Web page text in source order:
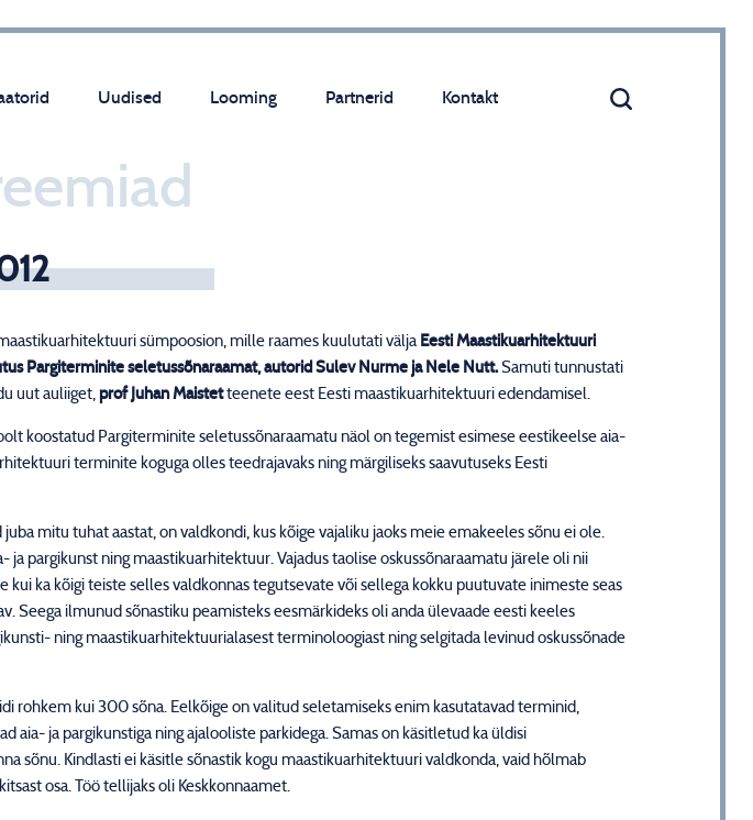
Uudised Looming Partnerid Kontakt
sümpoosion, mille raames kuulutati välja Eesti Maastikuarhitektuuri
Pargiterminite seletussõnaraamat, autorid Sulev Nurme ja Nele Nutt.Samuti tunnustati
uut auliiget,prof Juhan Maistetteenete eest Eesti maastikuarhitektuuri edendamisel.
koostatud Pargiterminite seletussõnaraamatu näol on tegemist esimese eestikeelse aia-
terminite koguga olles teedrajavaks ning märgiliseks saavutuseks Eesti
mitu tuhat aastat, on valdkondi, kus kõige vajaliku jaoks meie emakeeles sõnu ei ole.
ja pargikunst ning maastikuarhitektuur. Vajadus taolise oskussõnaraamatu järele oli nii
kui ka kõigi teiste selles valdkonnas tegutsevate või sellega kokku puutuvate inimeste seas
Seega ilmunud sõnastiku peamisteks eesmärkideks oli anda ülevaade eesti keeles
ning maastikuarhitektuurialasest terminoloogiast ning selgitada levinud oskussõnade
rohkem kui 300 sõna. Eelkõige on valitud seletamiseks enim kasutatavad terminid,
aia- ja pargikunstiga ning ajalooliste parkidega. Samas on käsitletud ka üldisi
sõnu. Kindlasti ei käsitle sõnastik kogu maastikuarhitektuuri valdkonda, vaid hõlmab
osa. Töö tellijaks oli Keskkonnaamet.